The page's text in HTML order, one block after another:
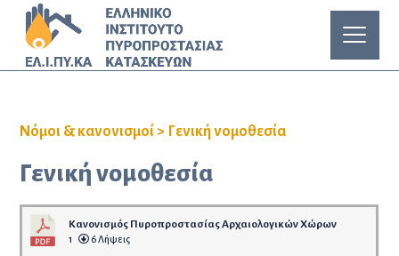
Νόμοι & κανονισμοί> Γενική νομοθεσία
Γενική νομοθεσία
Κανονισμός Πυροπροστασίας Αρχαιολογικών Χώρων
1 6 Λήψεις